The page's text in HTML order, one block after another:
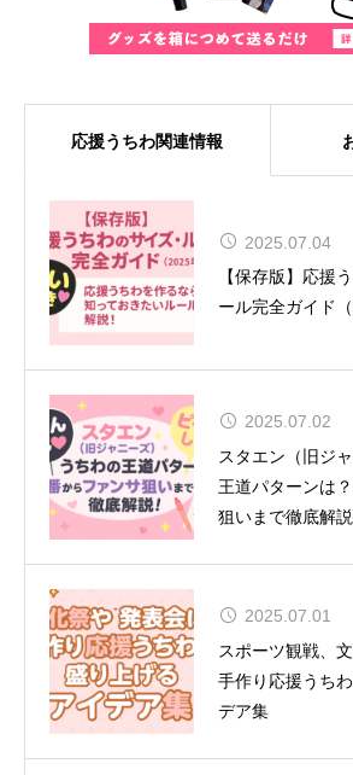
応援うちわ関連情報
2025.07.04
【保存版】応援
ール完全ガイド
2025.07.02
スタエン（旧ジ
王道パターンは
狙いまで徹底解説
2025.07.01
スポーツ観戦、
手作り応援うち
デア集
MUSE、8年ぶり
阪では『SONIC
ッドライナーと
舞台『呪術廻戦
ャスト＆ビジュア
CUTIE STREET
都市15公演